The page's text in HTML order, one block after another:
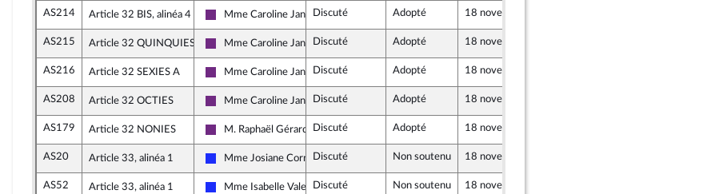
AS214 Article 32 BIS, alinéa 4
La République en Marche
Mme Caroline JanvierDiscuté Adopté 18 novembre 2021
AS215 Article 32 QUINQUIES, alinéa 9
La République en Marche
Mme Caroline JanvierDiscuté Adopté 18 novembre 2021
AS216 Article 32 SEXIES A
La République en Marche
Mme Caroline JanvierDiscuté Adopté 18 novembre 2021
AS208 Article 32 OCTIES
La République en Marche
Mme Caroline JanvierDiscuté Adopté 18 novembre 2021
AS179 Article 32 NONIES
La République en Marche
M. Raphaël Gérard Discuté Adopté 18 novembre 2021
AS20 Article 33, alinéa 1
Les Républicains
Mme Josiane Corneloup
Discuté Non soutenu 18 novembre 2021
AS52 Article 33, alinéa 1 Mme Isabelle ValentinDiscuté Non soutenu 18 novembre 2021